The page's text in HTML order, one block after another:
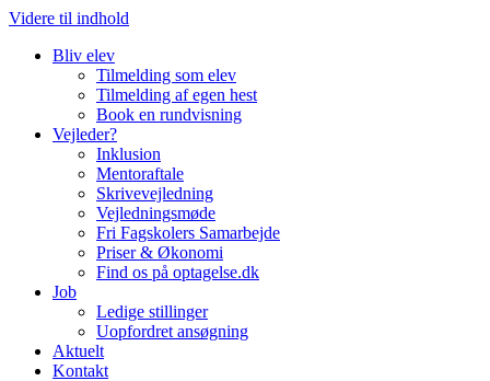
Videre til indhold
Bliv elev
Tilmelding som elev
Tilmelding af egen hest
Book en rundvisning
Vejleder?
Inklusion
Mentoraftale
Skrivevejledning
Vejledningsmøde
Fri Fagskolers Samarbejde
Priser & Økonomi
Find os på optagelse.dk
Job
Ledige stillinger
Uopfordret ansøgning
Aktuelt
Kontakt